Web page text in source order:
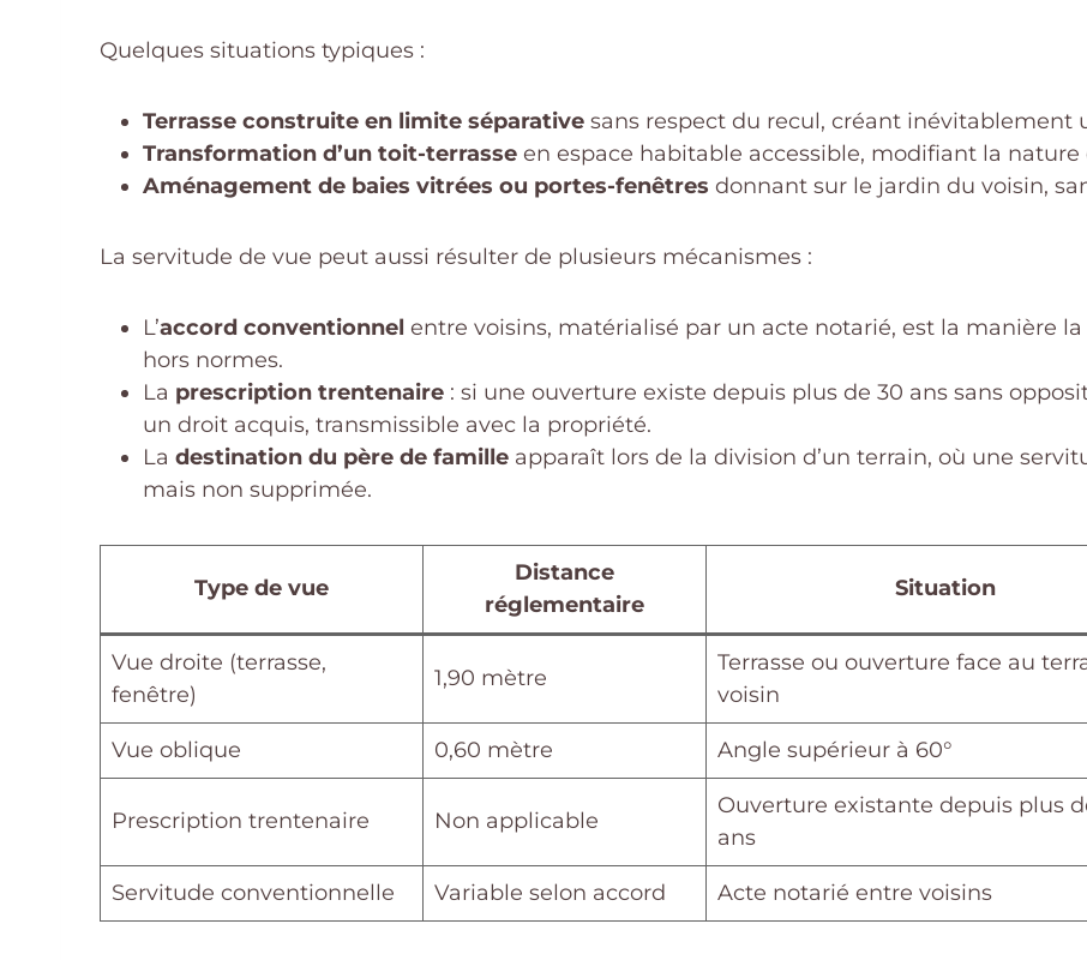
Quelques situations typiques :
Terrasse construite en limite séparative sans respect du recul, créant inévitablement
Transformation d’un toit-terrasse en espace habitable accessible, modifiant la
Aménagement de baies vitrées ou portes-fenêtres donnant sur le jardin du voisin,
La servitude de vue peut aussi résulter de plusieurs mécanismes :
L’accord conventionnel entre voisins, matérialisé par un acte notarié, est la manière
hors normes.
La prescription trentenaire : si une ouverture existe depuis plus de 30 ans sans
un droit acquis, transmissible avec la propriété.
La destination du père de famille apparaît lors de la division d’un terrain, où une
mais non supprimée.
Type de vue
Distance
réglementaire
Situation
Vue droite (terrasse,
fenêtre)
1,90 mètre
Terrasse ou ouverture face au
voisin
Vue oblique 0,60 mètre Angle supérieur à 60°
Prescription trentenaire Non applicable
Ouverture existante depuis plus
ans
Servitude conventionnelle Variable selon accord Acte notarié entre voisins